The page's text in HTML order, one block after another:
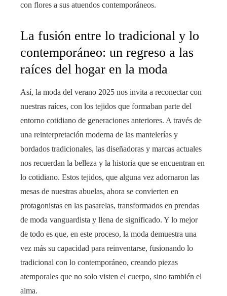
con flores a sus atuendos contemporáneos.
La fusión entre lo tradicional y lo
contemporáneo: un regreso a las
raíces del hogar en la moda
Así, la moda del verano 2025 nos invita a reconectar con
nuestras raíces, con los tejidos que formaban parte del
entorno cotidiano de generaciones anteriores. A través de
una reinterpretación moderna de las mantelerías y
bordados tradicionales, las diseñadoras y marcas actuales
nos recuerdan la belleza y la historia que se encuentran en
lo cotidiano. Estos tejidos, que alguna vez adornaron las
mesas de nuestras abuelas, ahora se convierten en
protagonistas en las pasarelas, transformados en prendas
de moda vanguardista y llena de significado. Y lo mejor
de todo es que, en este proceso, la moda demuestra una
vez más su capacidad para reinventarse, fusionando lo
tradicional con lo contemporáneo, creando piezas
atemporales que no solo visten el cuerpo, sino también el
alma.